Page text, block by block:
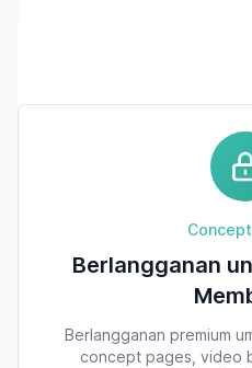
Berlangganan
Berlangganan premium
concept pages, video